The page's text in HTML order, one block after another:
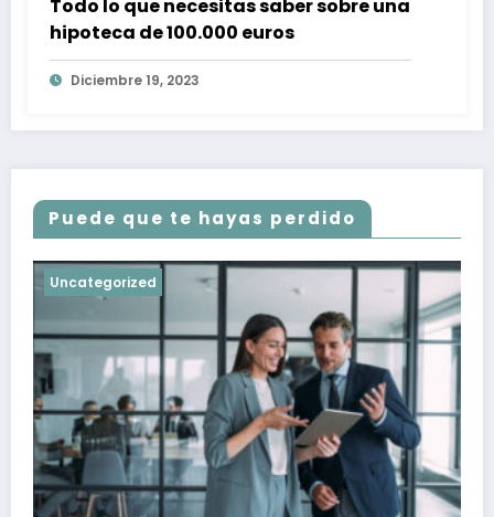
Todo lo que necesitas saber sobre una
hipoteca de 100.000 euros
Diciembre 19, 2023
Puede que te hayas perdido
Uncategorized